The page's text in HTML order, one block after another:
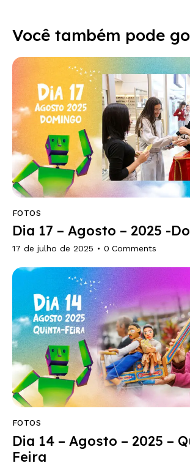
Você também pode
FOTOS
Dia 17 – Agosto – 2025 -
17 de julho de 2025 0 Comments
FOTOS
Dia 14 – Agosto – 2025 –
Feira